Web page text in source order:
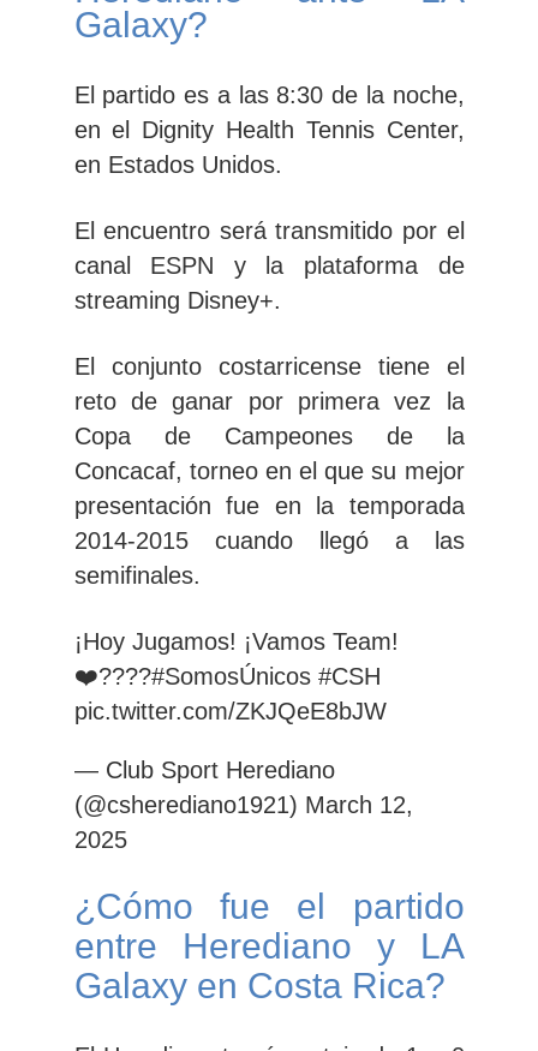
Galaxy?
El partido es a las 8:30 de la noche,
en el Dignity Health Tennis Center,
en Estados Unidos.
El encuentro será transmitido por el
canal ESPN y la plataforma de
streaming Disney+.
El conjunto costarricense tiene el
reto de ganar por primera vez la
Copa de Campeones de la
Concacaf, torneo en el que su mejor
presentación fue en la temporada
2014-2015 cuando llegó a las
semifinales.
¡Hoy Jugamos! ¡Vamos Team!
❤️????#SomosÚnicos #CSH
pic.twitter.com/ZKJQeE8bJW
— Club Sport Herediano
(@csherediano1921) March 12,
2025
¿Cómo fue el partido
entre Herediano y LA
Galaxy en Costa Rica?